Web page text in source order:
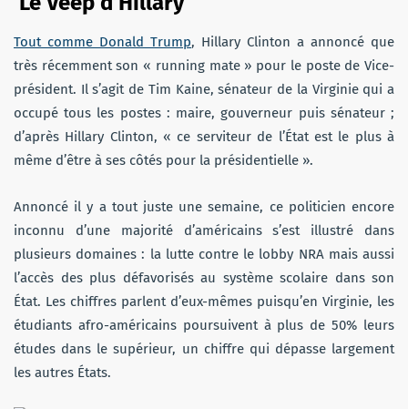
Tout comme Donald Trump, Hillary Clinton a annoncé que
très récemment son « running mate » pour le poste de Vice-
président. Il s’agit de Tim Kaine, sénateur de la Virginie qui a
occupé tous les postes : maire, gouverneur puis sénateur ;
d’après Hillary Clinton, « ce serviteur de l’État est le plus à
même d’être à ses côtés pour la présidentielle ».
Annoncé il y a tout juste une semaine, ce politicien encore
inconnu d’une majorité d’américains s’est illustré dans
plusieurs domaines : la lutte contre le lobby NRA mais aussi
l’accès des plus défavorisés au système scolaire dans son
État. Les chiffres parlent d’eux-mêmes puisqu’en Virginie, les
étudiants afro-américains poursuivent à plus de 50% leurs
études dans le supérieur, un chiffre qui dépasse largement
les autres États.